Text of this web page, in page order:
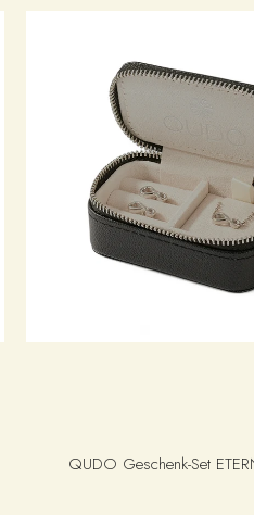
QUDO Geschenk-Set